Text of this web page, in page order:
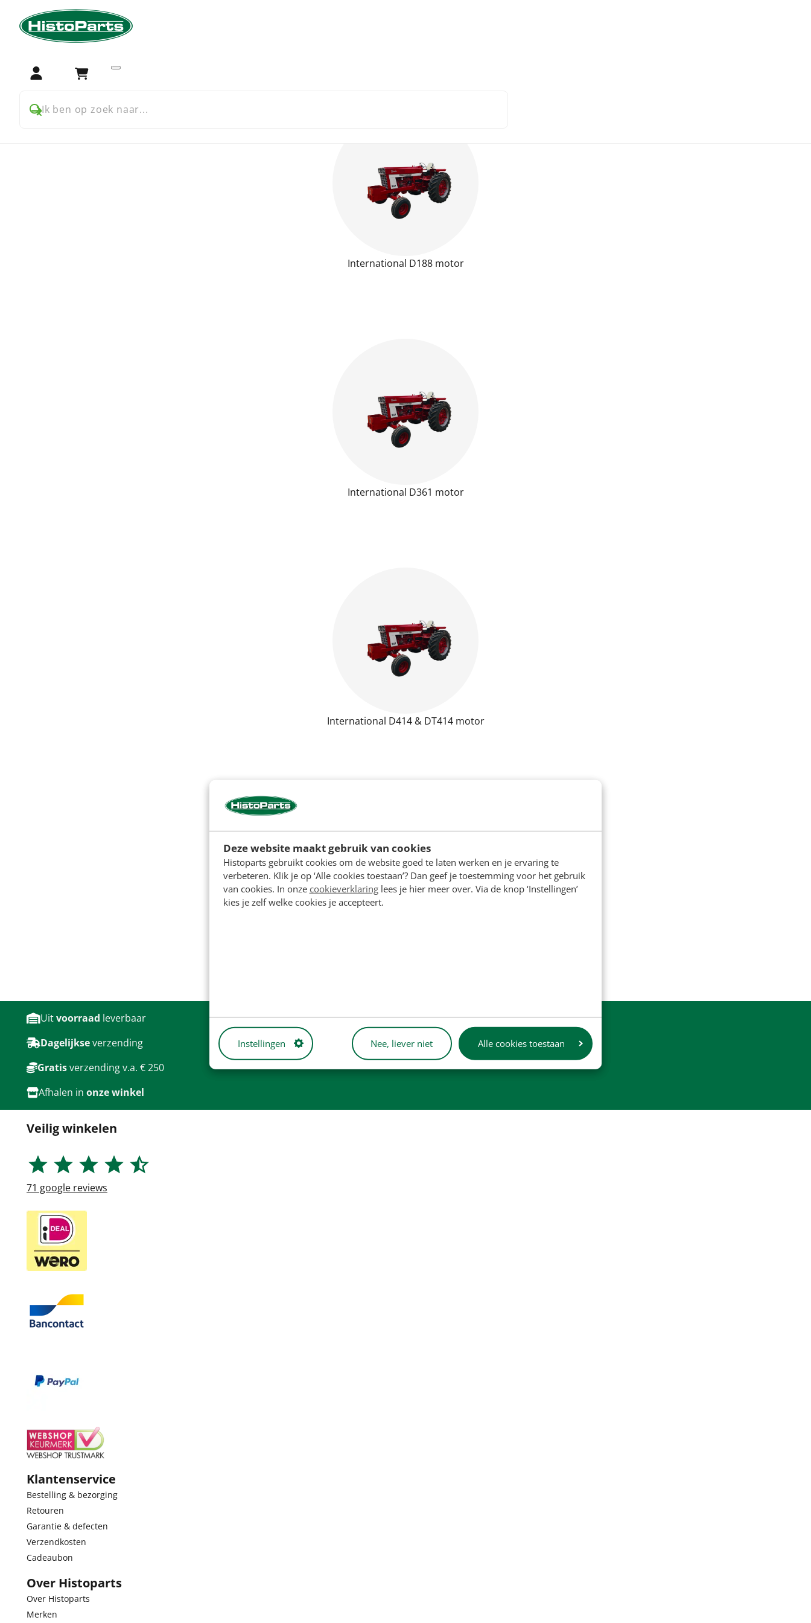
Deze website maakt gebruik van cookies
Histoparts gebruikt cookies om de website goed te laten werken en je ervaring te
verbeteren. Klik je op ‘Alle cookies toestaan’? Dan geef je toestemming voor het gebruik
van cookies. In onze cookieverklaringlees je hier meer over. Via de knop ‘Instellingen’
kies je zelf welke cookies je accepteert.
Instellingen Nee, liever niet Alle cookies toestaan
Login Winkelwagen
Ik ben op zoek naar...
Home Trekker onderdelen
International D188 motor
International D361 motor
International D414 & DT414 motor
Uitvoorraad leverbaar
Dagelijkseverzending
Gratisverzending v.a. € 250
Afhalen in onze winkel
Veilig winkelen
71 google reviews
Klantenservice
Bestelling & bezorging
Retouren
Garantie & defecten
Verzendkosten
Cadeaubon
Over Histoparts
Over Histoparts
Merken